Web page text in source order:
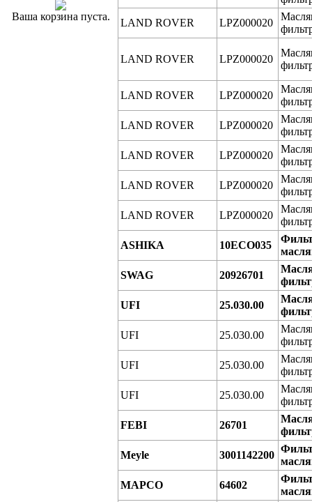
Ваша корзина пуста.
LAND ROVER
LPZ000020
LAND ROVER LPZ000020
LAND ROVER LPZ000020
LAND ROVER
LPZ000020
LAND ROVER
LPZ000020
LAND ROVER
LPZ000020
LAND ROVER
LPZ000020
ASHIKA
10ECO035
SWAG
20926701
UFI
25.030.00
UFI
25.030.00
UFI
25.030.00
UFI
25.030.00
FEBI
26701
Meyle
3001142200
MAPCO
64602